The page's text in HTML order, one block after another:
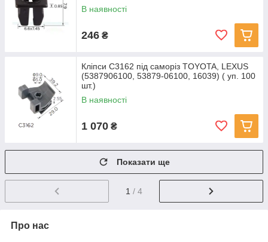
В наявності
246 ₴
Кліпси C3162 під саморіз TOYOTA, LEXUS
(5387906100, 53879-06100, 16039) ( уп. 100
шт.)
В наявності
1 070 ₴
Показати ще
1 / 4
Про нас